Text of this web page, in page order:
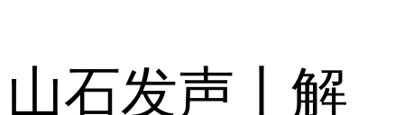
山石发声丨解